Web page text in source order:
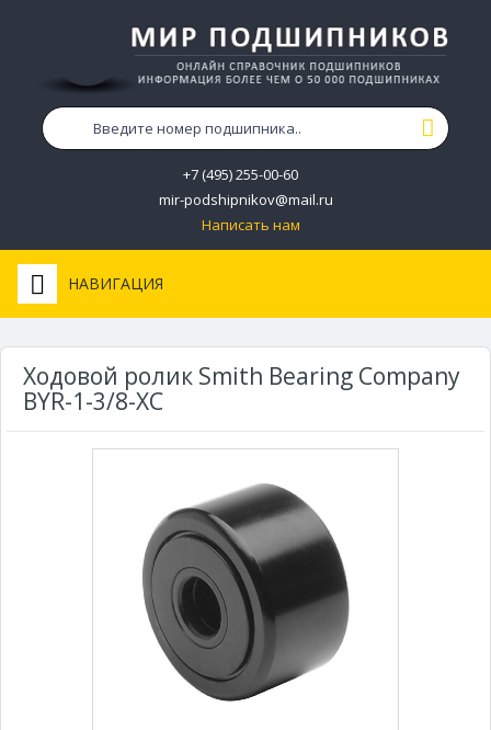
+7 (495) 255-00-60
mir-podshipnikov@mail.ru
Написать нам
НАВИГАЦИЯ
Ходовой ролик Smith Bearing Company
BYR-1-3/8-XC